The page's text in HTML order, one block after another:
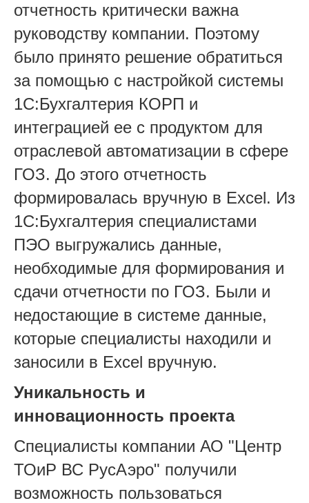
отчетность критически важна
руководству компании. Поэтому
было принято решение обратиться
за помощью с настройкой системы
1С:Бухгалтерия КОРП и
интеграцией ее с продуктом для
отраслевой автоматизации в сфере
ГОЗ. До этого отчетность
формировалась вручную в Excel. Из
1С:Бухгалтерия специалистами
ПЭО выгружались данные,
необходимые для формирования и
сдачи отчетности по ГОЗ. Были и
недостающие в системе данные,
которые специалисты находили и
заносили в Excel вручную.
Уникальность и
инновационность проекта
Специалисты компании АО "Центр
ТОиР ВС РусАэро" получили
возможность пользоваться